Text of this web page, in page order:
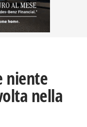
niente
nella